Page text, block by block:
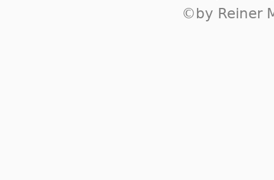
©by Reiner